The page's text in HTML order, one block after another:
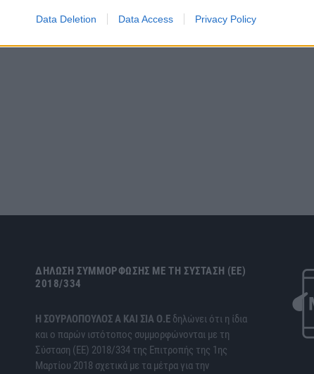
Data Deletion Data Access Privacy Policy
ΔΉΛΩΣΗ ΣΥΜΜΌΡΦΩΣΗΣ ΜΕ ΤΗ ΣΎΣΤΑΣΗ (ΕΕ)
2018/334
H ΣΟΥΡΛΟΠΟΥΛΟΣ Α ΚΑΙ ΣΙΑ Ο.Ε δηλώνει ότι η ίδια
και ο παρών ιστότοπος συμμορφώνονται με τη
Σύσταση (ΕΕ) 2018/334 της Επιτροπής της 1ης
Μαρτίου 2018 σχετικά με τα μέτρα για την